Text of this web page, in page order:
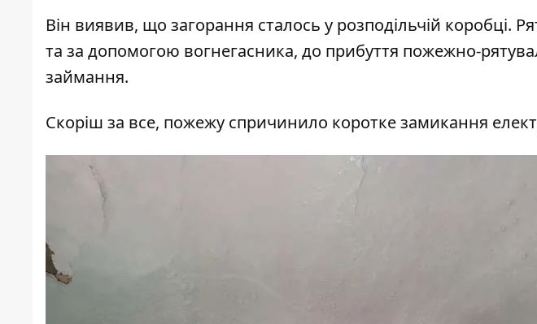
Він виявив, що загорання сталось у розподільчій коробці.
та за допомогою вогнегасника, до прибуття пожежно-
займання.
Скоріш за все, пожежу спричинило коротке замикання